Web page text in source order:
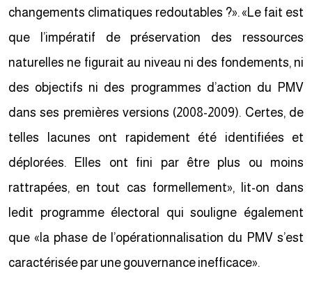
changements climatiques redoutables ?». «Le fait est
que l’impératif de préservation des ressources
naturelles ne figurait au niveau ni des fondements, ni
des objectifs ni des programmes d’action du PMV
dans ses premières versions (2008-2009). Certes, de
telles lacunes ont rapidement été identifiées et
déplorées. Elles ont fini par être plus ou moins
rattrapées, en tout cas formellement», lit-on dans
ledit programme électoral qui souligne également
que «la phase de l’opérationnalisation du PMV s’est
caractérisée par une gouvernance inefficace».